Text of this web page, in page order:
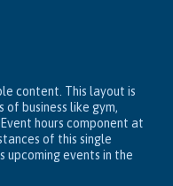
content. This layout is
business like gym,
hours component at
of this single
upcoming events in the